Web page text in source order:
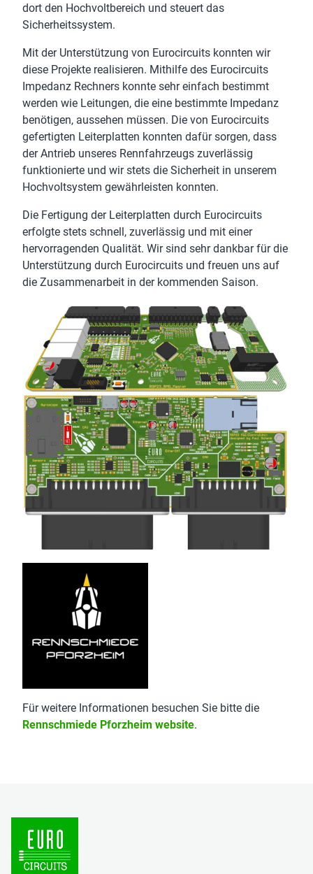
dort den Hochvoltbereich und steuert das
Sicherheitssystem.
Mit der Unterstützung von Eurocircuits konnten wir
diese Projekte realisieren. Mithilfe des Eurocircuits
Impedanz Rechners konnte sehr einfach bestimmt
werden wie Leitungen, die eine bestimmte Impedanz
benötigen, aussehen müssen. Die von Eurocircuits
gefertigten Leiterplatten konnten dafür sorgen, dass
der Antrieb unseres Rennfahrzeugs zuverlässig
funktionierte und wir stets die Sicherheit in unserem
Hochvoltsystem gewährleisten konnten.
Die Fertigung der Leiterplatten durch Eurocircuits
erfolgte stets schnell, zuverlässig und mit einer
hervorragenden Qualität. Wir sind sehr dankbar für die
Unterstützung durch Eurocircuits und freuen uns auf
die Zusammenarbeit in der kommenden Saison.
Für weitere Informationen besuchen Sie bitte die
Rennschmiede Pforzheim website.